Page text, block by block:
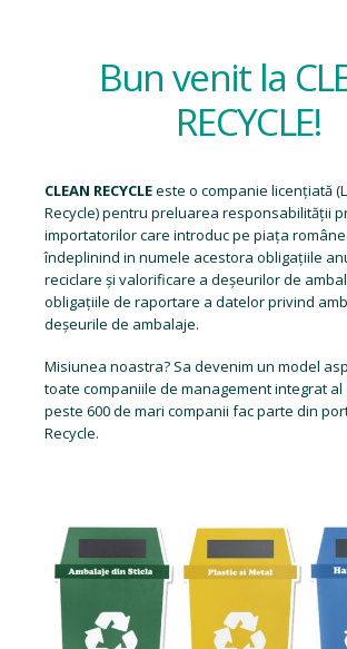
Bun venit la
RECYCLE!
CLEAN RECYCLEeste o companie licențiată (
Recycle) pentru preluarea responsabilității
importatorilor care introduc pe piața
îndeplinind in numele acestora obligațiile
reciclare și valorificare a deșeurilor de
obligațiile de raportare a datelor privind
deșeurile de ambalaje.
Misiunea noastra? Sa devenim un model
toate companiile de management integrat
peste 600 de mari companii fac parte din
Recycle.